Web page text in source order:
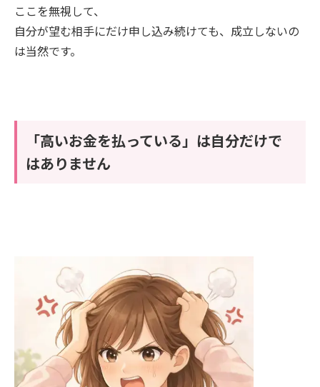
ここを無視して、
自分が望む相手にだけ申し込み続けても、成立しないの
は当然です。
「高いお金を払っている」は自分だけで
はありません